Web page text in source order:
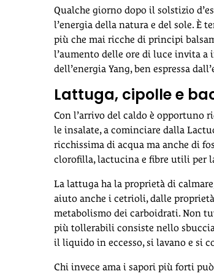
Qualche giorno dopo il solstizio
l’energia della natura e del sole. È
più che mai ricche di principi
l’aumento delle ore di luce invita a
dell’energia Yang, ben espressa
Lattuga, cipolle e
Con l’arrivo del caldo è
le insalate, a cominciare dalla
ricchissima di acqua ma anche di
clorofilla, lactucina e fibre utili per
La lattuga ha la proprietà di
aiuto anche i cetrioli, dalle
metabolismo dei carboidrati. Non
più tollerabili consiste nello
il liquido in eccesso, si lavano e si
Chi invece ama i sapori più forti